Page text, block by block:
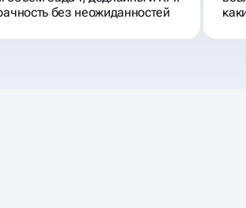
без неожиданностей